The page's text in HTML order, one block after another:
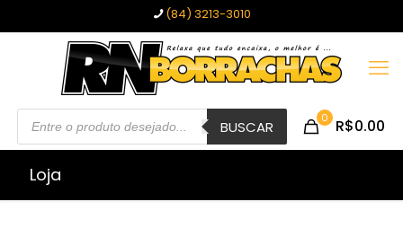
(84) 3213-3010
Pesquisar
produtos BUSCAR 0 R$0.00
Loja